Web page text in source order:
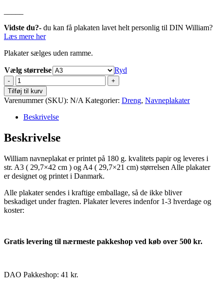
Vidste du?- du kan få plakaten lavet helt personlig til DIN William?
Læs mere her
Plakater sælges uden ramme.
Vælg størrelse
Ryd
William
antal
Tilføj til kurv
Varenummer (SKU): N/A Kategorier: Dreng, Navneplakater
Beskrivelse
Beskrivelse
William navneplakat er printet på 180 g. kvalitets papir og leveres i
str. A3 ( 29,7×42 cm ) og A4 ( 29,7×21 cm) størrelsen Alle plakater
er designet og printet i Danmark.
Alle plakater sendes i kraftige emballage, så de ikke bliver
beskadiget under fragten. Plakater leveres indenfor 1-3 hverdage og
koster:
Gratis levering til nærmeste pakkeshop ved køb over 500 kr.
DAO Pakkeshop: 41 kr.